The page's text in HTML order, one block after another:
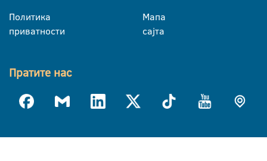
Политика
приватности
Мапа
сајта
Пратите нас